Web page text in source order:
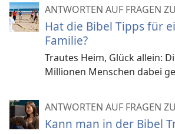
ANTWORTEN AUF FRAGEN
Hat die Bibel Tipps für
Familie?
Trautes Heim, Glück allein:
Millionen Menschen dabei
ANTWORTEN AUF FRAGEN
Kann man in der Bibel